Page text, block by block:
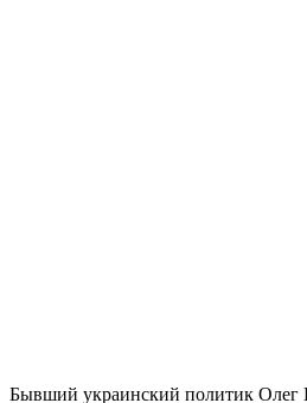
Бывший украинский политик Олег